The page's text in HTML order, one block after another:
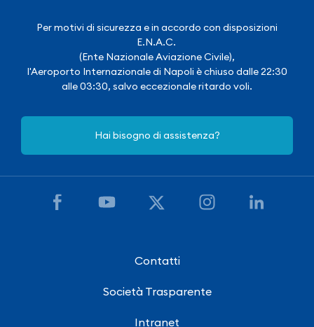
Per motivi di sicurezza e in accordo con disposizioni
E.N.A.C.
(Ente Nazionale Aviazione Civile),
l'Aeroporto Internazionale di Napoli è chiuso dalle 22:30
alle 03:30, salvo eccezionale ritardo voli.
Hai bisogno di assistenza?
Contatti
Società Trasparente
Intranet